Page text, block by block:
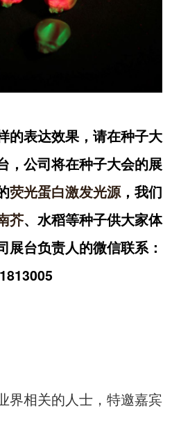
的表达效果，请在种子大
，公司将在种子大会的展
荧光蛋白激发光源，我们
芥、水稻等种子供大家体
展台负责人的微信联系：
界相关的人士，特邀嘉宾